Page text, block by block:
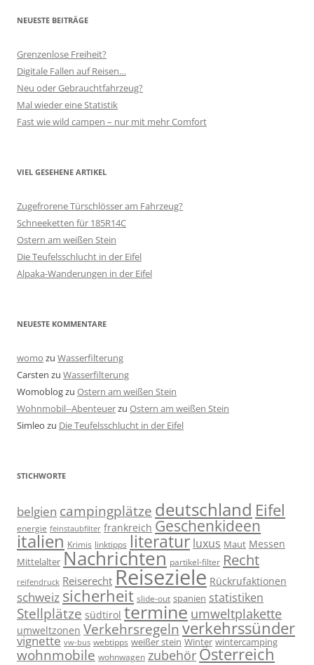
NEUESTE BEITRÄGE
Grenzenlose Freiheit?
Digitale Fallen auf Reisen…
Neu oder Gebrauchtfahrzeug?
Mal wieder eine Statistik
Fast wie wild campen – nur mit mehr Comfort
VIEL GESEHENE ARTIKEL
Zugefrorene Türschlösser am Fahrzeug?
Schneeketten für 185R14C
Ostern am weißen Stein
Die Teufelsschlucht in der Eifel
Alpaka-Wanderungen in der Eifel
NEUESTE KOMMENTARE
womo zu Wasserfilterung
Carsten zu Wasserfilterung
Womoblogzu Ostern am weißen Stein
Wohnmobil--Abenteuerzu Ostern am weißen Stein
Simleo zu Die Teufelsschlucht in der Eifel
STICHWORTE
belgien campingplätze deutschland Eifel
energie feinstaubfilter frankreich Geschenkideen
italien Krimis linktipps literatur luxus Maut Messen
Mittelalter Nachrichten partikel-filter Recht
reifendruck Reiserecht Reiseziele Rückrufaktionen
schweiz sicherheit slide-out spanien statistiken
Stellplätze südtirol termine umweltplakette
umweltzonen Verkehrsregeln verkehrssünder
vignette vw-bus webtipps weißer stein Winter wintercamping
wohnmobile wohnwagen zubehör Österreich